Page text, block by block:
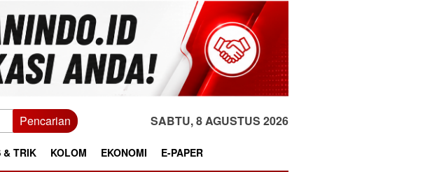
Pencarian SABTU, 8 AGUSTUS 2026
& TRIK KOLOM EKONOMI E-PAPER